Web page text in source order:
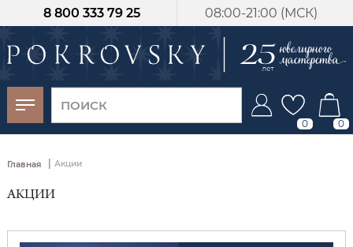
08:00-21:00 (МСК)
8 800 333 79 25
0 0
Главная Акции
АКЦИИ
-30%
от 15 дней с
момента оплаты